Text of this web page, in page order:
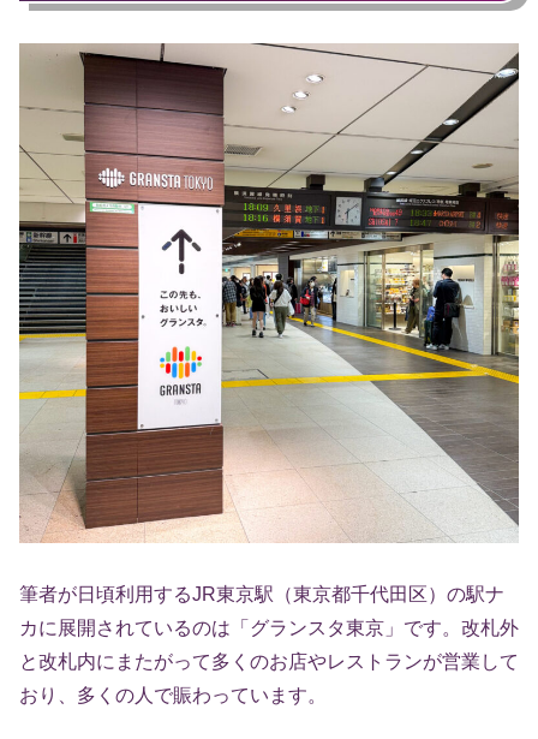
筆者が日頃利用するJR東京駅（東京都千代田区）の駅ナ
カに展開されているのは「グランスタ東京」です。改札外
と改札内にまたがって多くのお店やレストランが営業して
おり、多くの人で賑わっています。